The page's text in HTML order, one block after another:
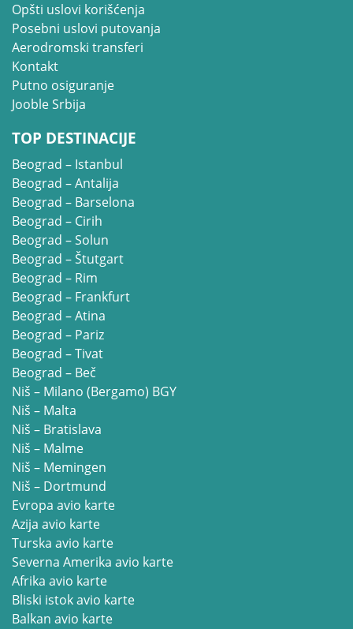
Opšti uslovi korišćenja
Posebni uslovi putovanja
Aerodromski transferi
Kontakt
Putno osiguranje
Jooble Srbija
TOP DESTINACIJE
Beograd – Istanbul
Beograd – Antalija
Beograd – Barselona
Beograd – Cirih
Beograd – Solun
Beograd – Štutgart
Beograd – Rim
Beograd – Frankfurt
Beograd – Atina
Beograd – Pariz
Beograd – Tivat
Beograd – Beč
Niš – Milano (Bergamo) BGY
Niš – Malta
Niš – Bratislava
Niš – Malme
Niš – Memingen
Niš – Dortmund
Evropa avio karte
Azija avio karte
Turska avio karte
Severna Amerika avio karte
Afrika avio karte
Bliski istok avio karte
Balkan avio karte